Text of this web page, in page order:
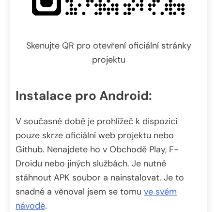
Skenujte QR pro otevření oficiální stránky
projektu
Instalace pro Android:
V současné době je prohlížeč k dispozici
pouze skrze oficiální web projektu nebo
Github. Nenajdete ho v Obchodě Play, F-
Droidu nebo jiných službách. Je nutné
stáhnout APK soubor a nainstalovat. Je to
snadné a věnoval jsem se tomu ve svém
návodě.